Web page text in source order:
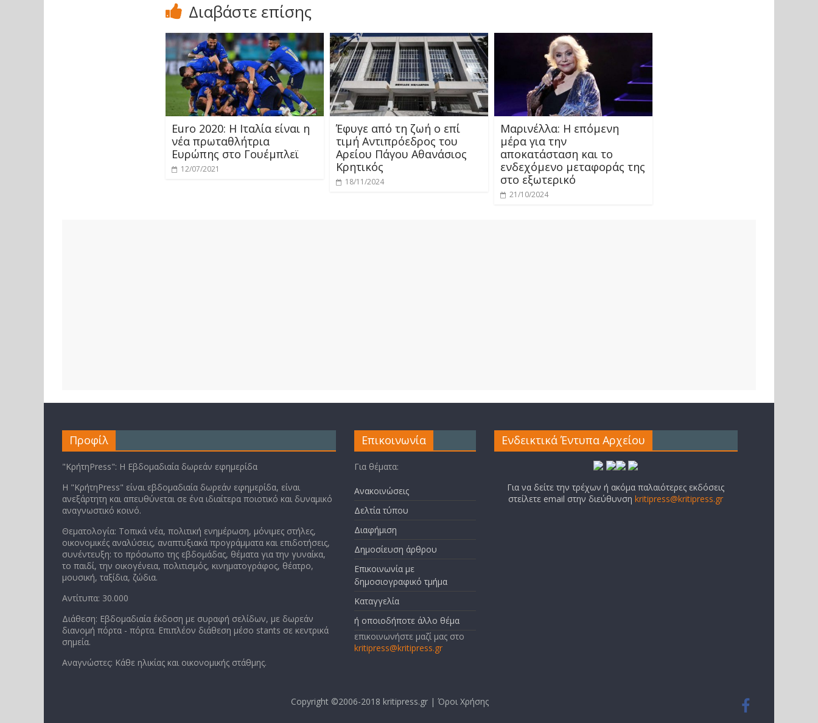
Διαβάστε επίσης
Euro 2020: Η Ιταλία είναι η
νέα πρωταθλήτρια
Ευρώπης στο Γουέμπλεϊ
12/07/2021
Έφυγε από τη ζωή ο επί
τιμή Αντιπρόεδρος του
Αρείου Πάγου Αθανάσιος
Κρητικός
18/11/2024
Μαρινέλλα: Η επόμενη
μέρα για την
αποκατάσταση και το
ενδεχόμενο μεταφοράς της
στο εξωτερικό
21/10/2024
Προφίλ
"ΚρήτηPress": Η Εβδομαδιαία δωρεάν εφημερίδα
Η "ΚρήτηPress" είναι εβδομαδιαία δωρεάν εφημερίδα, είναι
ανεξάρτητη και απευθύνεται σε ένα ιδιαίτερα ποιοτικό και δυναμικό
αναγνωστικό κοινό.
Θεματολογία: Τοπικά νέα, πολιτική ενημέρωση, μόνιμες στήλες,
οικονομικές αναλύσεις, αναπτυξιακά προγράμματα και επιδοτήσεις,
συνέντευξη: το πρόσωπο της εβδομάδας, θέματα για την γυναίκα,
το παιδί, την οικογένεια, πολιτισμός, κινηματογράφος, θέατρο,
μουσική, ταξίδια, ζώδια.
Αντίτυπα: 30.000
Διάθεση: Εβδομαδιαία έκδοση με συραφή σελίδων, με δωρεάν
διανομή πόρτα - πόρτα. Επιπλέον διάθεση μέσο stants σε κεντρικά
σημεία.
Αναγνώστες: Κάθε ηλικίας και οικονομικής στάθμης.
Επικοινωνία
Για θέματα:
Ανακοινώσεις
Δελτία τύπου
Διαφήμιση
Δημοσίευση άρθρου
Επικοινωνία με
δημοσιογραφικό τμήμα
Καταγγελία
ή οποιοδήποτε άλλο θέμα
επικοινωνήστε μαζί μας στο
kritipress@kritipress.gr
Ενδεικτικά Έντυπα Αρχείου
Για να δείτε την τρέχων ή ακόμα παλαιότερες εκδόσεις
στείλετε email στην διεύθυνσηkritipress@kritipress.gr
Copyright ©2006-2018 kritipress.gr | Όροι Χρήσης